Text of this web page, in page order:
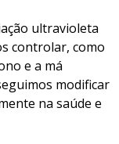
ultravioleta
controlar, como
e a má
modificar
na saúde e